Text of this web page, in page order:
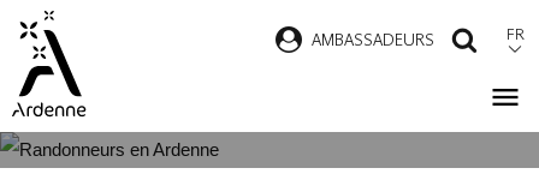
contenu
principal
AMBASSADEURS FR